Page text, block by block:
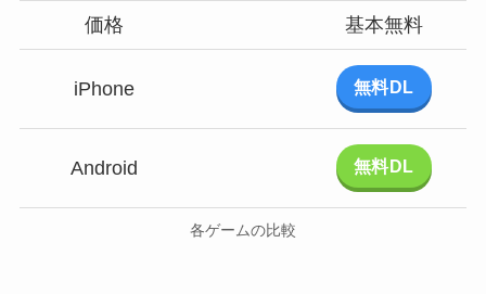
価格 基本無料
iPhone 無料DL
Android 無料DL
各ゲームの比較